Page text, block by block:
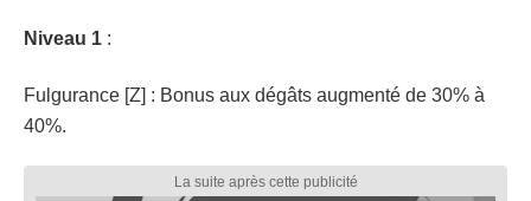
Niveau 1 :
Fulgurance [Z] : Bonus aux dégâts augmenté de 30% à
40%.